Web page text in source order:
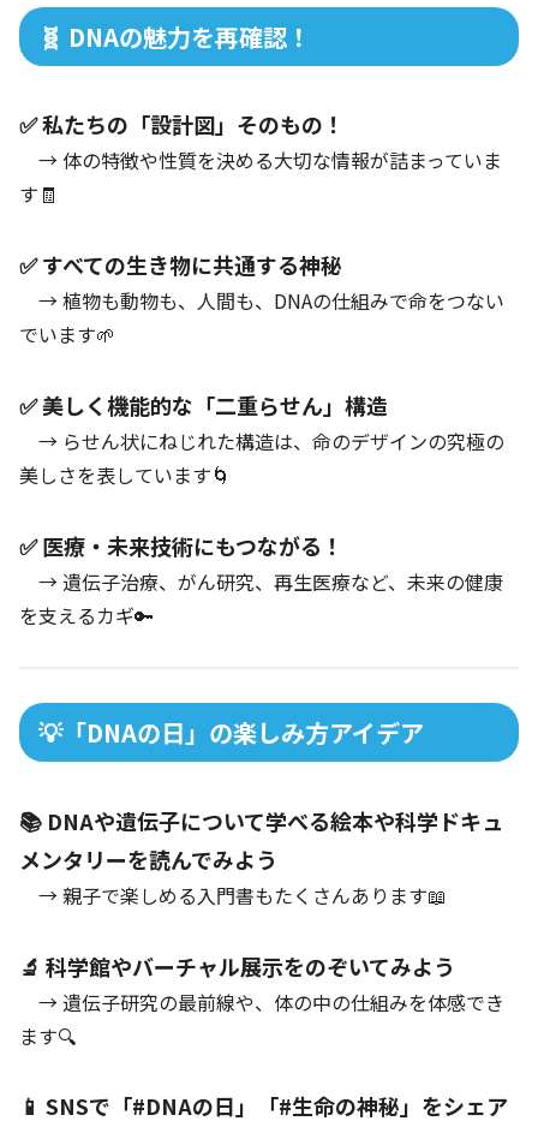
🧬 DNAの魅力を再確認！
✅ 私たちの「設計図」そのもの！
→ 体の特徴や性質を決める大切な情報が詰まっていま
す🧾
✅ すべての生き物に共通する神秘
→ 植物も動物も、人間も、DNAの仕組みで命をつない
でいます🌱
✅ 美しく機能的な「二重らせん」構造
→ らせん状にねじれた構造は、命のデザインの究極の
美しさを表しています🌀
✅ 医療・未来技術にもつながる！
→ 遺伝子治療、がん研究、再生医療など、未来の健康
を支えるカギ🔑
💡「DNAの日」の楽しみ方アイデア
📚 DNAや遺伝子について学べる絵本や科学ドキュ
メンタリーを読んでみよう
→ 親子で楽しめる入門書もたくさんあります📖
🔬 科学館やバーチャル展示をのぞいてみよう
→ 遺伝子研究の最前線や、体の中の仕組みを体感でき
ます🔍
📱 SNSで「#DNAの日」「#生命の神秘」をシェア